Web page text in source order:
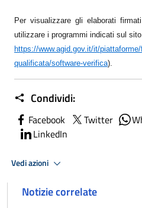
Per visualizzare gli elaborati
utilizzare i programmi indicati sul sito
https://www.agid.gov.it/it/
qualificata/software-verifica).
Condividi:
Facebook Twitter
LinkedIn
Vedi azioni
Notizie correlate